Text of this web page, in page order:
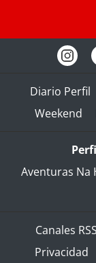
Diario Perfil
Weekend
Aventuras Na
Canales RSS
Privacidad